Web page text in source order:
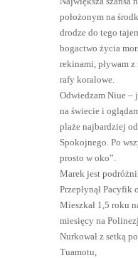
położonym na
drodze do tego
bogactwo życia
rekinami, pływam
rafy koralowe.
Odwiedzam Niue –
na świecie i
plaże najbardziej
Spokojnego. Po
prosto w oko”.
Marek jest
Przepłynął
Mieszkał 1,5 roku
miesięcy na
Nurkował z setką
Tuamotu,